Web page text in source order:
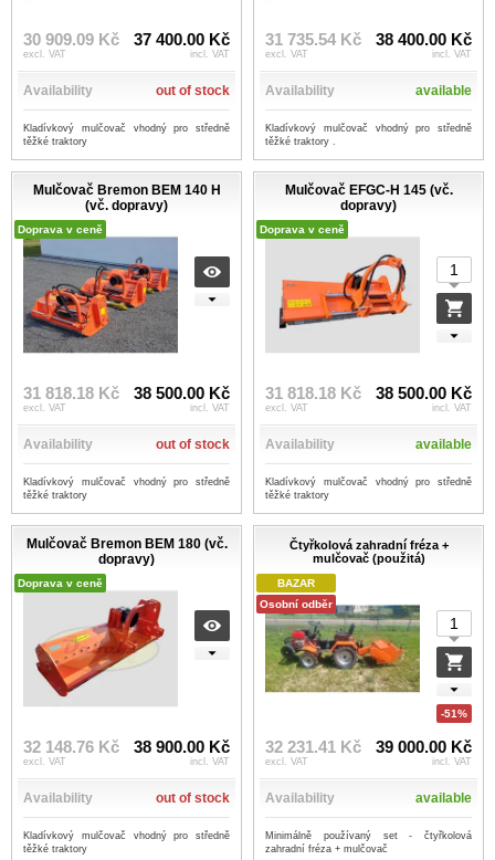
30 909.09 Kč
excl. VAT
37 400.00 Kč
incl. VAT
Availability out of stock
Kladívkový mulčovač vhodný pro středně
těžké traktory
31 735.54 Kč
excl. VAT
38 400.00 Kč
incl. VAT
Availability available
Kladívkový mulčovač vhodný pro středně
těžké traktory .
Mulčovač Bremon BEM 140 H
(vč. dopravy)
Doprava v ceně
31 818.18 Kč
excl. VAT
38 500.00 Kč
incl. VAT
Availability out of stock
Kladívkový mulčovač vhodný pro středně
těžké traktory
Mulčovač EFGC-H 145 (vč.
dopravy)
Doprava v ceně
31 818.18 Kč
excl. VAT
38 500.00 Kč
incl. VAT
Availability available
Kladívkový mulčovač vhodný pro středně
těžké traktory
Mulčovač Bremon BEM 180 (vč.
dopravy)
Doprava v ceně
32 148.76 Kč
excl. VAT
38 900.00 Kč
incl. VAT
Availability out of stock
Kladívkový mulčovač vhodný pro středně
těžké traktory
Čtyřkolová zahradní fréza +
mulčovač (použitá)
BAZAR
Osobní odběr
-51%
32 231.41 Kč
excl. VAT
39 000.00 Kč
incl. VAT
Availability available
Minimálně používaný set - čtyřkolová
zahradní fréza + mulčovač